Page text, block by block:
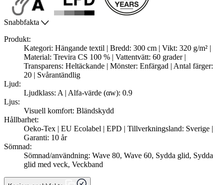
Snabbfakta
Produkt:
Kategori: Hängande textil | Bredd: 300 cm | Vikt: 320 g/m² |
Material: Trevira CS 100 % | Vattentvätt: 60 grader |
Transparens: Heltäckande | Mönster: Enfärgad | Antal färger:
20 | Svårantändlig
Ljud:
Ljudklass: A | Alfa-värde (αw): 0.9
Ljus:
Visuell komfort: Bländskydd
Hållbarhet:
Oeko-Tex | EU Ecolabel | EPD | Tillverkningsland: Sverige |
Garanti: 10 år
Sömnad:
Sömnad/användning: Wave 80, Wave 60, Sydda glid, Sydda
glid med veck, Veckband